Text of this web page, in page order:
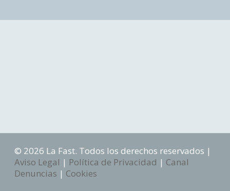
© 2026 La Fast. Todos los derechos reservados |
Aviso Legal | Política de Privacidad | Canal
Denuncias | Cookies